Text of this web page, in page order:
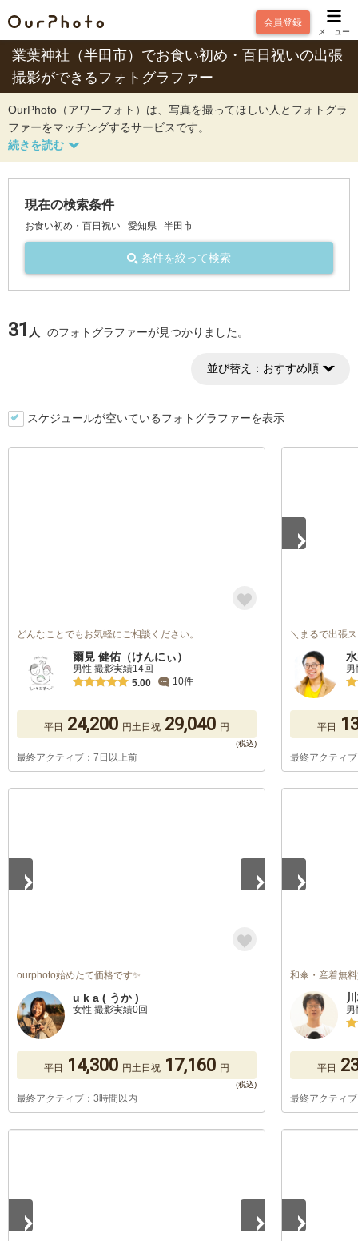
会員登録
メニュー
業葉神社（半田市）でお食い初め・百日祝いの出張
撮影ができるフォトグラファー
OurPhoto（アワーフォト）は、写真を撮ってほしい人とフォトグラ
ファーをマッチングするサービスです。
現在の検索条件
お食い初め・百日祝い 愛知県 半田市
条件を絞って検索
31 人 のフォトグラファーが見つかりました。
並び替え： おすすめ順
スケジュールが空いているフォトグラファーを表示
どんなことでもお気軽にご相談ください。
爾見 健佑（けんにぃ）
男性 撮影実績14回
5.00
10件
平日 24,200 円土日祝 29,040 円
最終アクティブ：7日以上前
＼まるで出張
平日
最終アクティ
ourphoto始めたて価格です✨
u k a ( うか )
女性 撮影実績0回
平日 14,300 円土日祝 17,160 円
最終アクティブ：3時間以内
和傘・産着無
平日
最終アクティ